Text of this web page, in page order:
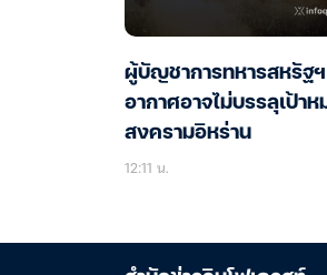
ผู้บัญชาการทหารสหรัฐ
อากาศอาจไม่บรรลุเป้า
สงครามอิหร่าน
12:11 น.